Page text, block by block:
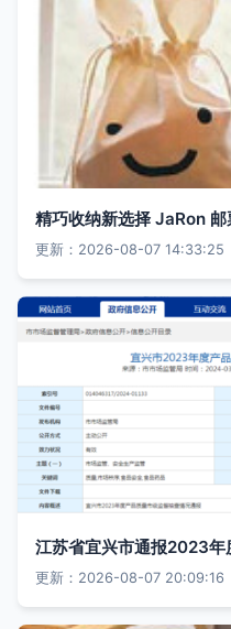
更新：2026-08-07 14:33:25
更新：2026-08-07 20:09:16